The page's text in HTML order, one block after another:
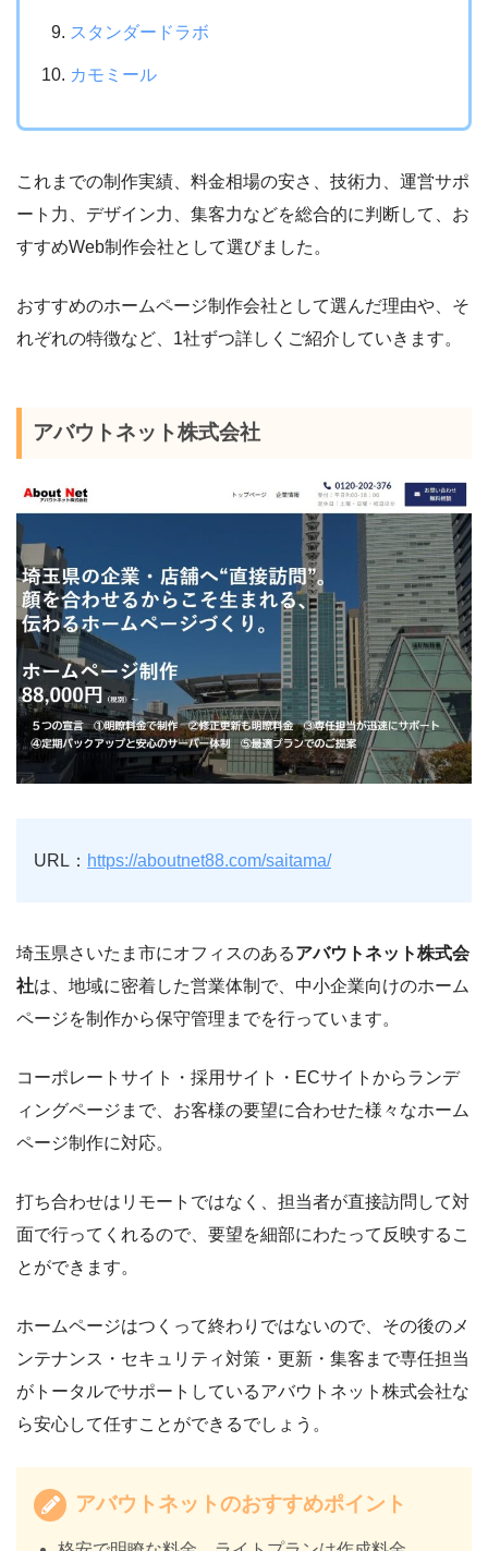
スタンダードラボ
カモミール
これまでの制作実績、料金相場の安さ、技術力、運営サポ
ート力、デザイン力、集客力などを総合的に判断して、お
すすめWeb制作会社として選びました。
おすすめのホームページ制作会社として選んだ理由や、そ
れぞれの特徴など、1社ずつ詳しくご紹介していきます。
アバウトネット株式会社
URL： https://aboutnet88.com/saitama/
埼玉県さいたま市にオフィスのあるアバウトネット株式会
社は、地域に密着した営業体制で、中小企業向けのホーム
ページを制作から保守管理までを行っています。
コーポレートサイト・採用サイト・ECサイトからランデ
ィングページまで、お客様の要望に合わせた様々なホーム
ページ制作に対応。
打ち合わせはリモートではなく、担当者が直接訪問して対
面で行ってくれるので、要望を細部にわたって反映するこ
とができます。
ホームページはつくって終わりではないので、その後のメ
ンテナンス・セキュリティ対策・更新・集客まで専任担当
がトータルでサポートしているアバウトネット株式会社な
ら安心して任すことができるでしょう。
アバウトネットのおすすめポイント